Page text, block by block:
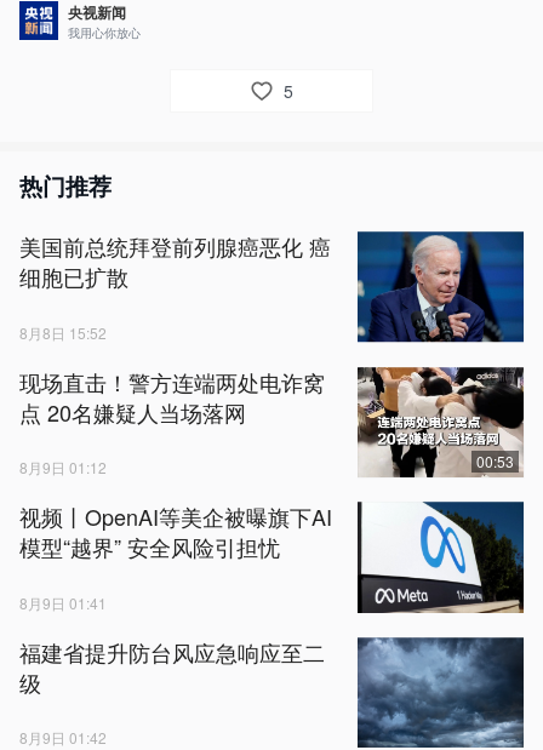
央视新闻
我用心你放心
5
热门推荐
美国前总统拜登前列腺癌恶化 癌
细胞已扩散
8月8日 15:52
现场直击！警方连端两处电诈窝
点 20名嫌疑人当场落网
8月9日 01:12 00:53
视频丨OpenAI等美企被曝旗下AI
模型“越界” 安全风险引担忧
8月9日 01:41
福建省提升防台风应急响应至二
级
8月9日 01:42